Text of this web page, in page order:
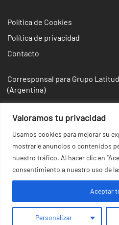
Valoramos tu privacidad
Usamos cookies para mejorar su
mostrarle anuncios o contenidos
nuestro tráfico. Al hacer clic en
consentimiento a nuestro uso de
Personalizar
Aceptar
Política de Cookies
Política de privacidad
Contacto
Corresponsal para Grupo
(Argentina)